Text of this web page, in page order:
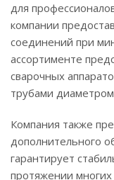
для
компании
соединений при
ассортименте
сварочных
трубами
Компания также
дополнительного
гарантирует
протяжении многих